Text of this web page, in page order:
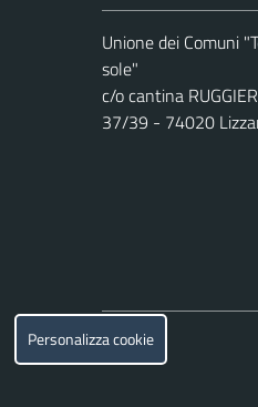
Unione dei Comuni
sole"
c/o cantina
37/39 - 74020
Personalizza cookie